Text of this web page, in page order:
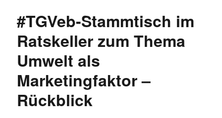
#TGVeb-Stammtisch im
Ratskeller zum Thema
Umwelt als
Marketingfaktor –
Rückblick